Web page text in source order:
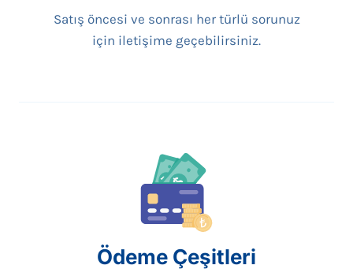
Satış öncesi ve sonrası her türlü sorunuz
için iletişime geçebilirsiniz.
Ödeme Çeşitleri